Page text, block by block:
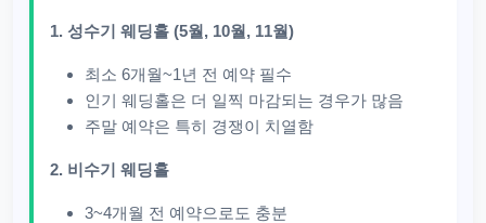
1. 성수기 웨딩홀 (5월, 10월, 11월)
최소 6개월~1년 전 예약 필수
인기 웨딩홀은 더 일찍 마감되는 경우가 많음
주말 예약은 특히 경쟁이 치열함
2. 비수기 웨딩홀
3~4개월 전 예약으로도 충분